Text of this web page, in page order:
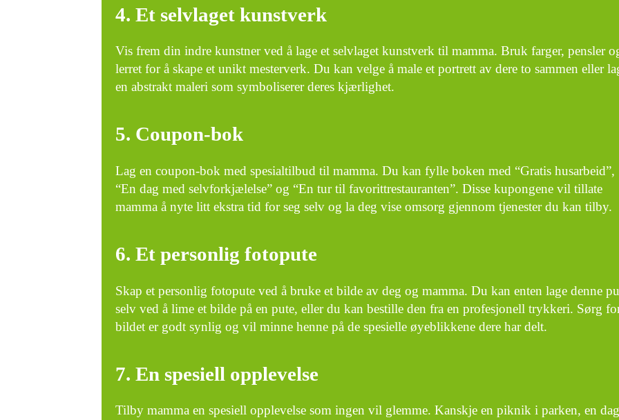
4. Et selvlaget kunstverk
Vis frem din indre kunstner ved å lage et selvlaget kunstverk til mamma. Bruk farger, pensler
lerret for å skape et unikt mesterverk. Du kan velge å male et portrett av dere to sammen eller
en abstrakt maleri som symboliserer deres kjærlighet.
5. Coupon-bok
Lag en coupon-bok med spesialtilbud til mamma. Du kan fylle boken med “Gratis husarbeid”,
“En dag med selvforkjælelse” og “En tur til favorittrestauranten”. Disse kupongene vil tillate
mamma å nyte litt ekstra tid for seg selv og la deg vise omsorg gjennom tjenester du kan tilby.
6. Et personlig fotopute
Skap et personlig fotopute ved å bruke et bilde av deg og mamma. Du kan enten lage denne
selv ved å lime et bilde på en pute, eller du kan bestille den fra en profesjonell trykkeri. Sørg
bildet er godt synlig og vil minne henne på de spesielle øyeblikkene dere har delt.
7. En spesiell opplevelse
Tilby mamma en spesiell opplevelse som ingen vil glemme. Kanskje en piknik i parken, en